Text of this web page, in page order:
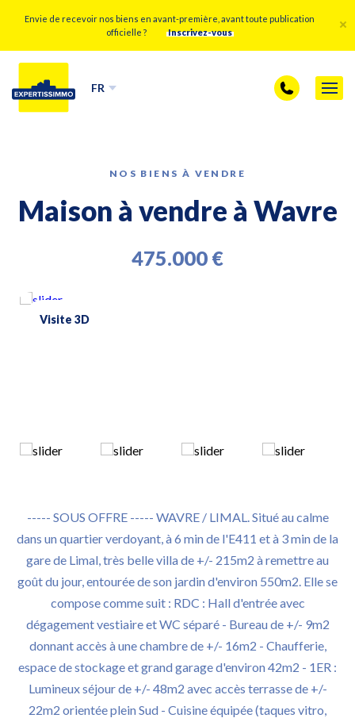
Envie de recevoir nos biens en avant-première, avant toute publication
officielle ?
Inscrivez-vous
FR
NOS BIENS À VENDRE
Maison à vendre à Wavre
475.000 €
Visite 3D
----- SOUS OFFRE ----- WAVRE / LIMAL. Situé au calme
dans un quartier verdoyant, à 6 min de l'E411 et à 3 min de la
gare de Limal, très belle villa de +/- 215m2 à remettre au
goût du jour, entourée de son jardin d'environ 550m2. Elle se
compose comme suit : RDC : Hall d'entrée avec
dégagement vestiaire et WC séparé - Bureau de +/- 9m2
donnant accès à une chambre de +/- 16m2 - Chaufferie,
espace de stockage et grand garage d'environ 42m2 - 1ER :
Lumineux séjour de +/- 48m2 avec accès terrasse de +/-
22m2 orientée plein Sud - Cuisine équipée (taques vitro,